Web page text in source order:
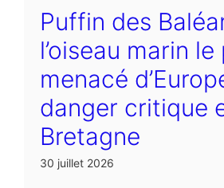
Puffin des
l’oiseau marin le
menacé
danger critique
Bretagne
30 juillet 2026